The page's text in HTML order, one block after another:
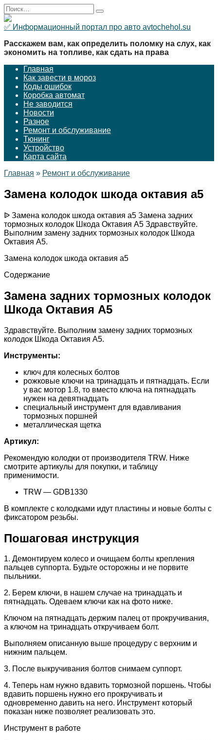
Перейти
к
содержанию
Search
for:
✅ Информационный портал про авто avtochehol.su
Расскажем вам, как определить поломку на слух, как
экономить на топливе, как сдать на права
Главная
Как завести в мороз
Коды ошибок
Коробка автомат
Не заводится
Новости
Разное
Ремонт и обслуживание
Тюнинг
Устройство
Карта сайта
Главная » Ремонт и обслуживание
Замена колодок шкода октавия а5
ᐉ Замена колодок шкода октавия а5 Замена задних
тормозных колодок Шкода Октавия А5 Здравствуйте.
Выполним замену задних тормозных колодок Шкода
Октавия А5.
Замена колодок шкода октавия а5
Содержание
Замена задних тормозных колодок
Шкода Октавия А5
Здравствуйте. Выполним замену задних тормозных
колодок Шкода Октавия А5.
Инструменты:
ключ для колесных болтов
рожковые ключи на тринадцать и пятнадцать. Если
у вас мотор 1.8, то вместо ключа на пятнадцать
нужен на девятнадцать
специальный инструмент для вдавливания
тормозных поршней
металлическая щетка
Артикул:
Рекомендую колодки от производителя TRW. Ниже
смотрите артикулы для покупки, и таблицу
применимости.
TRW — GDB1330
В комплекте с колодками идут пластины и новые болты с
фиксатором резьбы.
Пошаговая инструкция
1. Демонтируем колесо и очищаем болты крепления
пальцев суппорта. Будьте осторожны и не порвите
пыльники.
2. Берем ключи, в нашем случае на тринадцать и
пятнадцать. Одеваем ключи как на фото ниже.
Ключом на пятнадцать держим палец от прокручивания,
а ключом на тринадцать откручиваем болт.
Выполняем описанную выше процедуру с верхним и
нижним пальцем.
3. После выкручивания болтов снимаем суппорт.
4. Теперь нам нужно вдавить тормозной поршень. Чтобы
вдавить поршень нужно его прокручивать и
одновременно давить на него. Инструмент который
показан ниже позволяет реализовать это.
Инструмент в работе